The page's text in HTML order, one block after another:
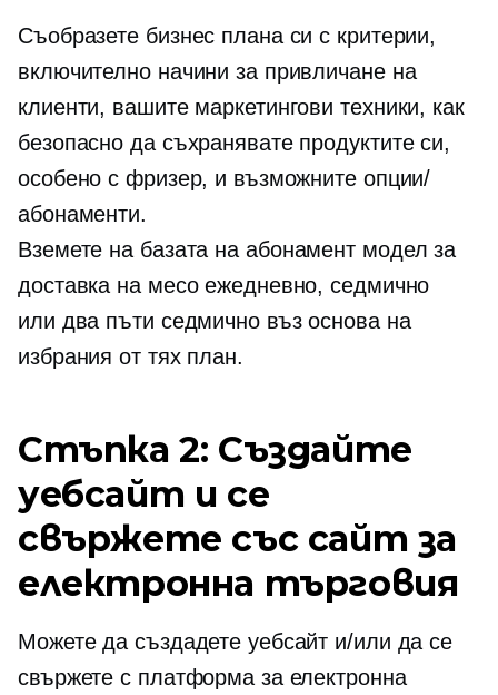
Съобразете бизнес плана си с критерии,
включително начини за привличане на
клиенти, вашите маркетингови техники, как
безопасно да съхранявате продуктите си,
особено с фризер, и възможните опции/
абонаменти.
Вземете на базата на абонамент модел за
доставка на месо ежедневно, седмично
или два пъти седмичновъз основа на
избрания от тях план.
Стъпка 2: Създайте
уебсайт и се
свържете със сайт за
електронна търговия
Можете да създадете уебсайт и/или да се
свържете с платформа за електронна